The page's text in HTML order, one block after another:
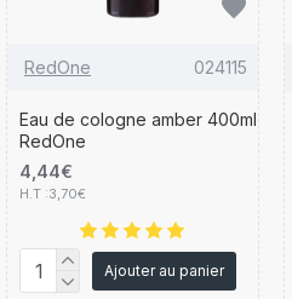
RedOne 024115
Eau de cologne amber 400ml
RedOne
4,44€
H.T :3,70€
Ajouter au panier